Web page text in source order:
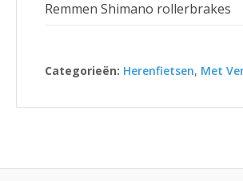
Remmen Shimano rollerbrakes
Categorieën: Herenfietsen, Met